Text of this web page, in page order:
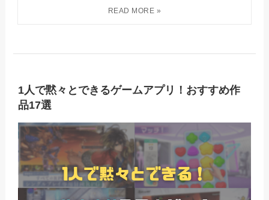
1人で黙々とできるゲームアプリ！おすすめ作
品17選